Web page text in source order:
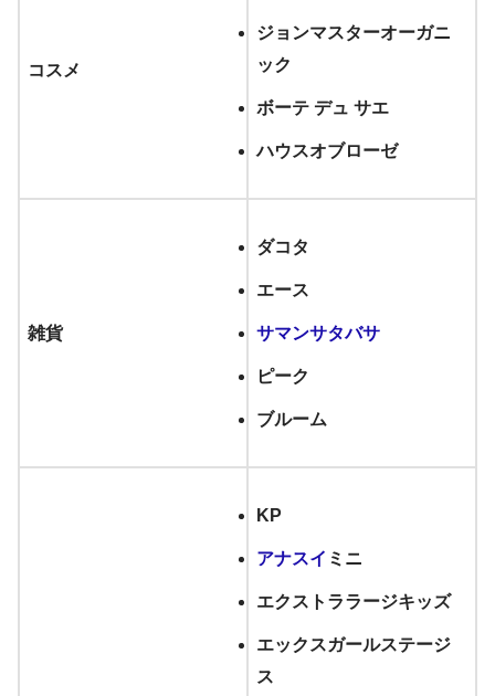
コスメ
ジョンマスターオーガニ
ック
ボーテ デュ サエ
ハウスオブローゼ
雑貨
ダコタ
エース
サマンサタバサ
ピーク
ブルーム
KP
アナスイ ミニ
エクストララージキッズ
エックスガールステージ
ス